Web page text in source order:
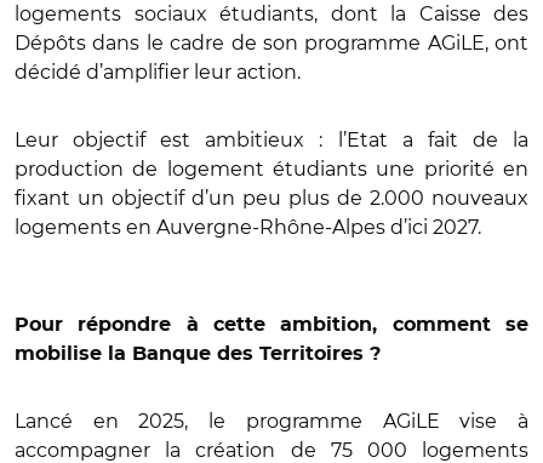
logements sociaux étudiants, dont la Caisse des
Dépôts dans le cadre de son programme AGiLE, ont
décidé d’amplifier leur action.
Leur objectif est ambitieux : l’Etat a fait de la
production de logement étudiants une priorité en
fixant un objectif d’un peu plus de 2.000 nouveaux
logements en Auvergne-Rhône-Alpes d’ici 2027.
Pour répondre à cette ambition, comment se
mobilise la Banque des Territoires ?
Lancé en 2025, le programme AGiLE vise à
accompagner la création de 75 000 logements